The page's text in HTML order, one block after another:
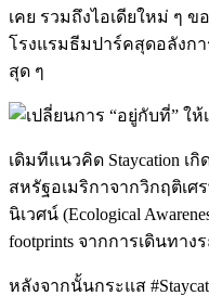
เคย รวมถึงไอเดียใหม่ ๆ ข
โรงแรมธีมปาร์คสุดอลังก
สุด ๆ
เดิมทีแนวคิด Staycation เ
สหรัฐอเมริกาจากวิกฤติเ
นิเวศน์ (Ecological
footprints จากการเดินทา
หลังจากนั้นกระแส